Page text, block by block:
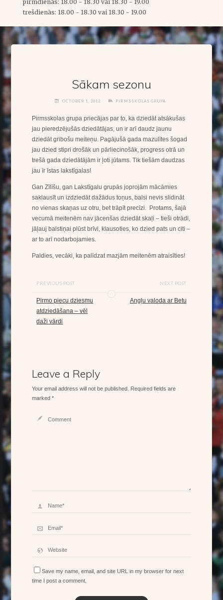
pirmdienās: 18.00 - 18.30 vai 18.30 - 19.00
trešdienās: 18.00 - 18.30 vai 18.30 - 19.00
Sākam sezonu
OCTOBER 1, 2012 PIRMSSKOLAS GRUPA
Pirmsskolas grupa priecājas par to, ka dziedāt atsākušas
jau pieredzējušās dziedātājas, un ir arī daudz jaunu
dziedāt gribošu meiteņu. Pagājušā gada mazulītes šogad
jau dzied stipri drošāk un pārliecinošāk, progress otrā un
trešā gada dziedātājām ir ļoti jūtams. Tik tiešām daudzas
jau īr īstas lakstīgalas!
Gan Zīlīšu, gan Lakstīgalu grupās joprojām mācāmies
saklausīt un izdziedāt dažādus toņus, balsi nevis slidināt
no vienas skaņas uz otru, bet trāpīt precīzi. Protams, šajā
vecumā meitenēm nav jācenšas dziedāt skaļi – tieši otrādi,
jāļauj balstiņai plūst brīvi, klausoties, ko dzied pats un citi –
ar to arī nodarbojamies.
Paldies, vecāki, ka palīdzat mazjām meitenēm atraisīties!
PREVIOUS POST
Pirmo piecu dziesmu
atdziedāšana – vēl
daži vārdi
NEXT POST
Angļu valoda ar Betu
Leave a Reply
Your email address will not be published. Required fields are
marked *
Save my name, email, and site URL in my browser for next
time I post a comment.